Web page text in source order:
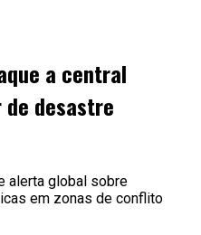
a central
desastre
alerta global sobre
em zonas de conflito